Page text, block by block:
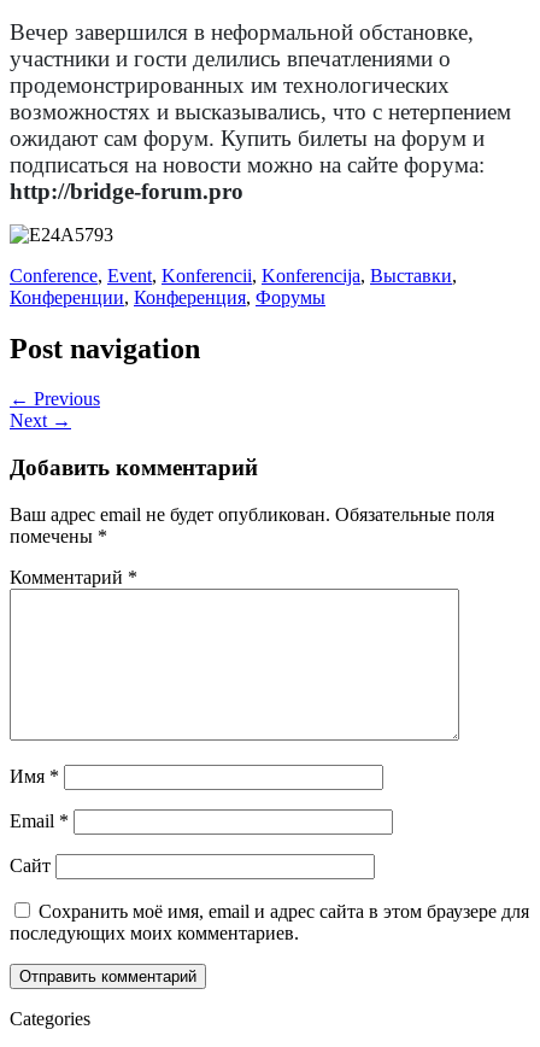
Вечер завершился в неформальной обстановке,
участники и гости делились впечатлениями о
продемонстрированных им технологических
возможностях и высказывались, что с нетерпением
ожидают сам форум. Купить билеты на форум и
подписаться на новости можно на сайте форума:
http://bridge-forum.pro
Conference, Event, Konferencii, Konferencija, Выставки,
Конференции, Конференция, Форумы
Post navigation
← Previous
Next →
Добавить комментарий
Ваш адрес email не будет опубликован. Обязательные поля
помечены *
Комментарий *
Имя *
Email *
Сайт
Сохранить моё имя, email и адрес сайта в этом браузере для
последующих моих комментариев.
Categories